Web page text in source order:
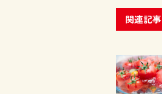
関連記事